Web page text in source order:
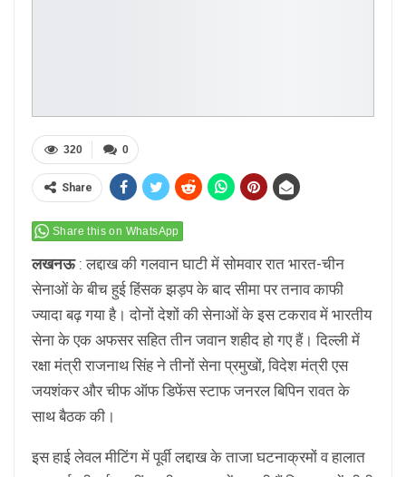
0
320
Share
Share this on WhatsApp
लखनऊ : लद्दाख की गलवान घाटी में सोमवार रात भारत-चीन
सेनाओं के बीच हुई हिंसक झड़प के बाद सीमा पर तनाव काफी
ज्यादा बढ़ गया है। दोनों देशों की सेनाओं के इस टकराव में भारतीय
सेना के एक अफसर सहित तीन जवान शहीद हो गए हैं। दिल्ली में
रक्षा मंत्री राजनाथ सिंह ने तीनों सेना प्रमुखों, विदेश मंत्री एस
जयशंकर और चीफ ऑफ डिफेंस स्टाफ जनरल बिपिन रावत के
साथ बैठक की।
इस हाई लेवल मीटिंग में पूर्वी लद्दाख के ताजा घटनाक्रमों व हालात